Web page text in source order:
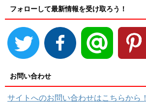
フォローして最新情報を受け取ろう！
お問い合わせ
サイトへのお問い合わせはこちらから！